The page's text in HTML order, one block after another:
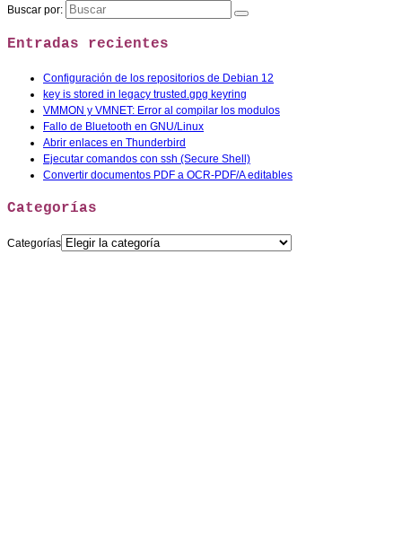
Buscar por:
Entradas recientes
Configuración de los repositorios de Debian 12
key is stored in legacy trusted.gpg keyring
VMMON y VMNET: Error al compilar los modulos
Fallo de Bluetooth en GNU/Linux
Abrir enlaces en Thunderbird
Ejecutar comandos con ssh (Secure Shell)
Convertir documentos PDF a OCR-PDF/A editables
Categorías
Categorías